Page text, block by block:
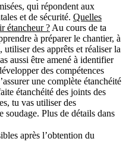
qui répondent aux
et de sécurité. Quelles
étancheur ? Au cours de ta
à préparer le chantier, à
utiliser des apprêts et réaliser la
aussi être amené à identifier
des compétences
une complète étanchéité
étanchéité des joints des
tu vas utiliser des
soudage. Plus de détails dans
après l’obtention du